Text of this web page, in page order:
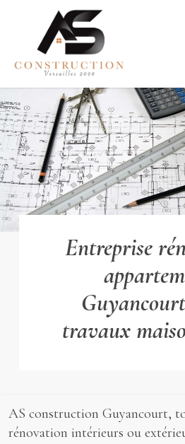
Entreprise
travaux
AS construction Guyancourt,
rénovation intérieurs ou